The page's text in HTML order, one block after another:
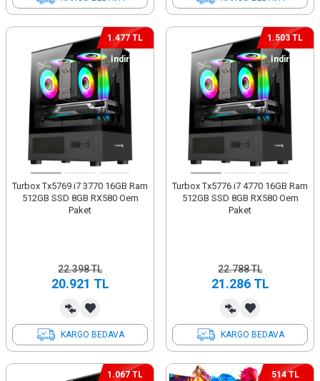
1.477 TL
İndirim
Turbox Tx5769 i7 3770 16GB Ram
512GB SSD 8GB RX580 Oem
Paket
22.398TL
20.921 TL
KARGO BEDAVA
1.503 TL
İndirim
Turbox Tx5776 i7 4770 16GB Ram
512GB SSD 8GB RX580 Oem
Paket
22.788TL
21.286TL
KARGO BEDAVA
1.067 TL 514 TL